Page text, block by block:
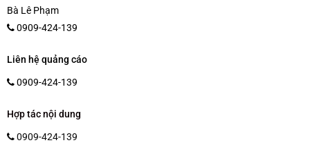
Bà Lê Phạm
0909-424-139
Liên hệ quảng cáo
0909-424-139
Hợp tác nội dung
0909-424-139